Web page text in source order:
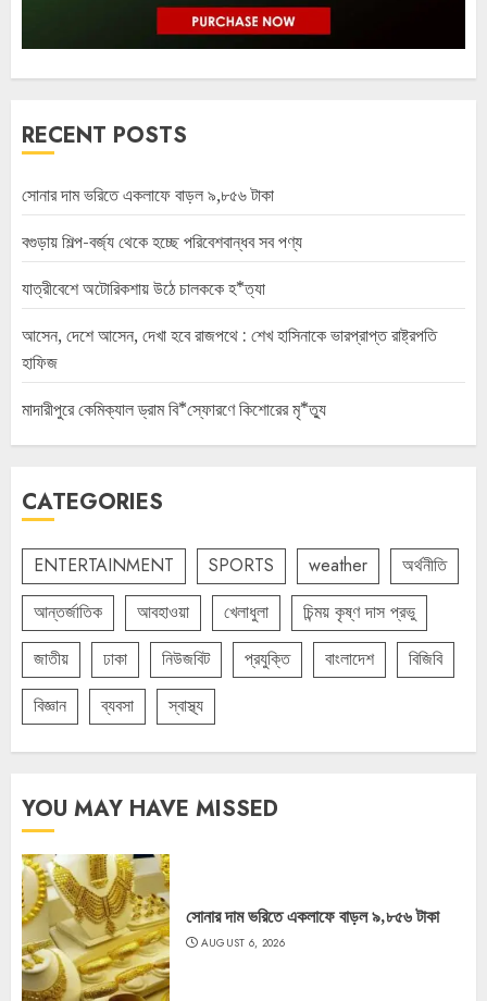
RECENT POSTS
সোনার দাম ভরিতে একলাফে বাড়ল ৯,৮৫৬ টাকা
বগুড়ায় শিল্প-বর্জ্য থেকে হচ্ছে পরিবেশবান্ধব সব পণ্য
যাত্রীবেশে অটোরিকশায় উঠে চালককে হ*ত্যা
আসেন, দেশে আসেন, দেখা হবে রাজপথে : শেখ হাসিনাকে ভারপ্রাপ্ত রাষ্ট্রপতি
হাফিজ
মাদারীপুরে কেমিক্যাল ড্রাম বি*স্ফোরণে কিশোরের মৃ*ত্যু
CATEGORIES
ENTERTAINMENT SPORTS weather
অর্থনীতি
আন্তর্জাতিক
আবহাওয়া খেলাধুলা
চিন্ময় কৃষ্ণ দাস প্রভু
জাতীয়
ঢাকা নিউজবিট প্রযুক্তি বাংলাদেশ
বিজিবি
বিজ্ঞান
ব্যবসা স্বাস্থ্য
YOU MAY HAVE MISSED
সোনার দাম ভরিতে একলাফে বাড়ল ৯,৮৫৬ টাকা
AUGUST 6, 2026